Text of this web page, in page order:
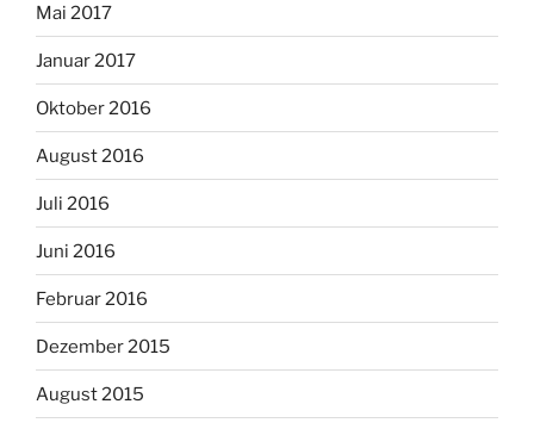
Mai 2017
Januar 2017
Oktober 2016
August 2016
Juli 2016
Juni 2016
Februar 2016
Dezember 2015
August 2015